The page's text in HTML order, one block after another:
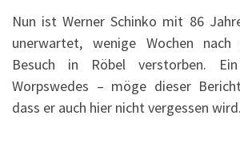
Nun ist Werner Schinko mit 86
unerwartet, wenige Wochen
Besuch in Röbel verstorben.
Worpswedes ­– möge dieser
dass er auch hier nicht vergessen wird.